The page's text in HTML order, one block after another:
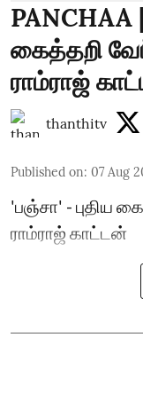
PANCHAA
கைத்தறி
ராம்ராஜ்
thanthitv
Published on: 07 Aug
'பஞ்சா' - புதிய
ராம்ராஜ் காட்டன்